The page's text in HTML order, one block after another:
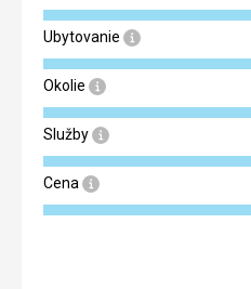
Ubytovanie
Okolie
Služby
Cena